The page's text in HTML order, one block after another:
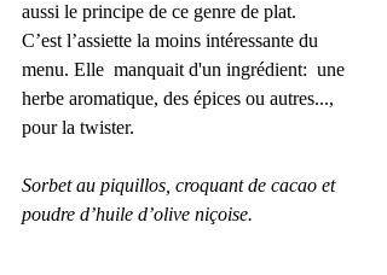
aussi le principe de ce genre de plat.
C’est l’assiette la moins intéressante du
menu. Elle  manquait d'un ingrédient:  une
herbe aromatique, des épices ou autres...,
pour la twister.
Sorbet au piquillos, croquant de cacao et
poudre d’huile d’olive niçoise.